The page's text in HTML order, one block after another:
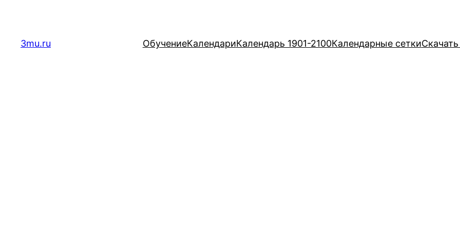
содержимому
3mu.ru ОбучениеКалендариКалендарь 1901-2100Календарные сетки